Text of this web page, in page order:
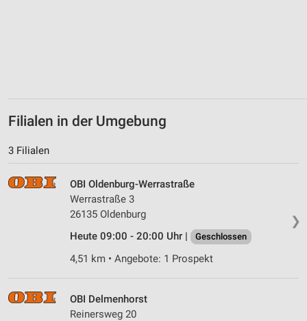
Filialen in der Umgebung
3 Filialen
❯
OBI Oldenburg-Werrastraße
Werrastraße 3
26135 Oldenburg
Heute 09:00 - 20:00 Uhr |
Geschlossen
4,51 km • Angebote: 1 Prospekt
OBI Delmenhorst
Reinersweg 20
Analyse von Zielgruppen durch Statistiken oder
Kombinationen von Daten aus verschiedenen
Entwicklung und Verbesserung der Angebote